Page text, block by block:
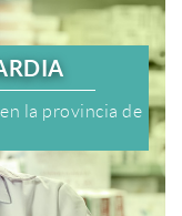
la provincia de